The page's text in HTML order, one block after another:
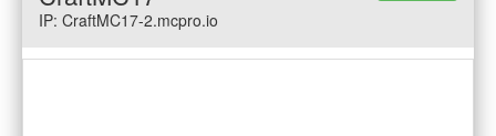
IP: CraftMC17-2.mcpro.io